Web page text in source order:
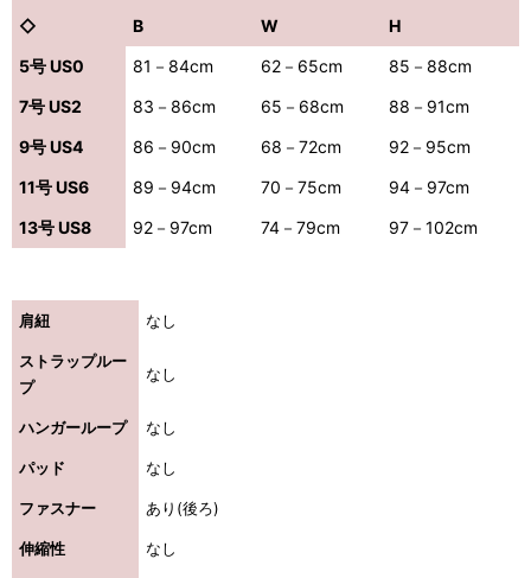
◇ B W
H
5号 US0
81－84cm 62－65cm
85－88cm
7号 US2
83－86cm 65－68cm
88－91cm
9号 US4
86－90cm 68－72cm
92－95cm
11号 US6
89－94cm 70－75cm
94－97cm
13号 US8
92－97cm 74－79cm 97－102cm
肩紐 なし
ストラップルー
プ
なし
ハンガーループ なし
パッド なし
ファスナー あり(後ろ)
伸縮性 なし